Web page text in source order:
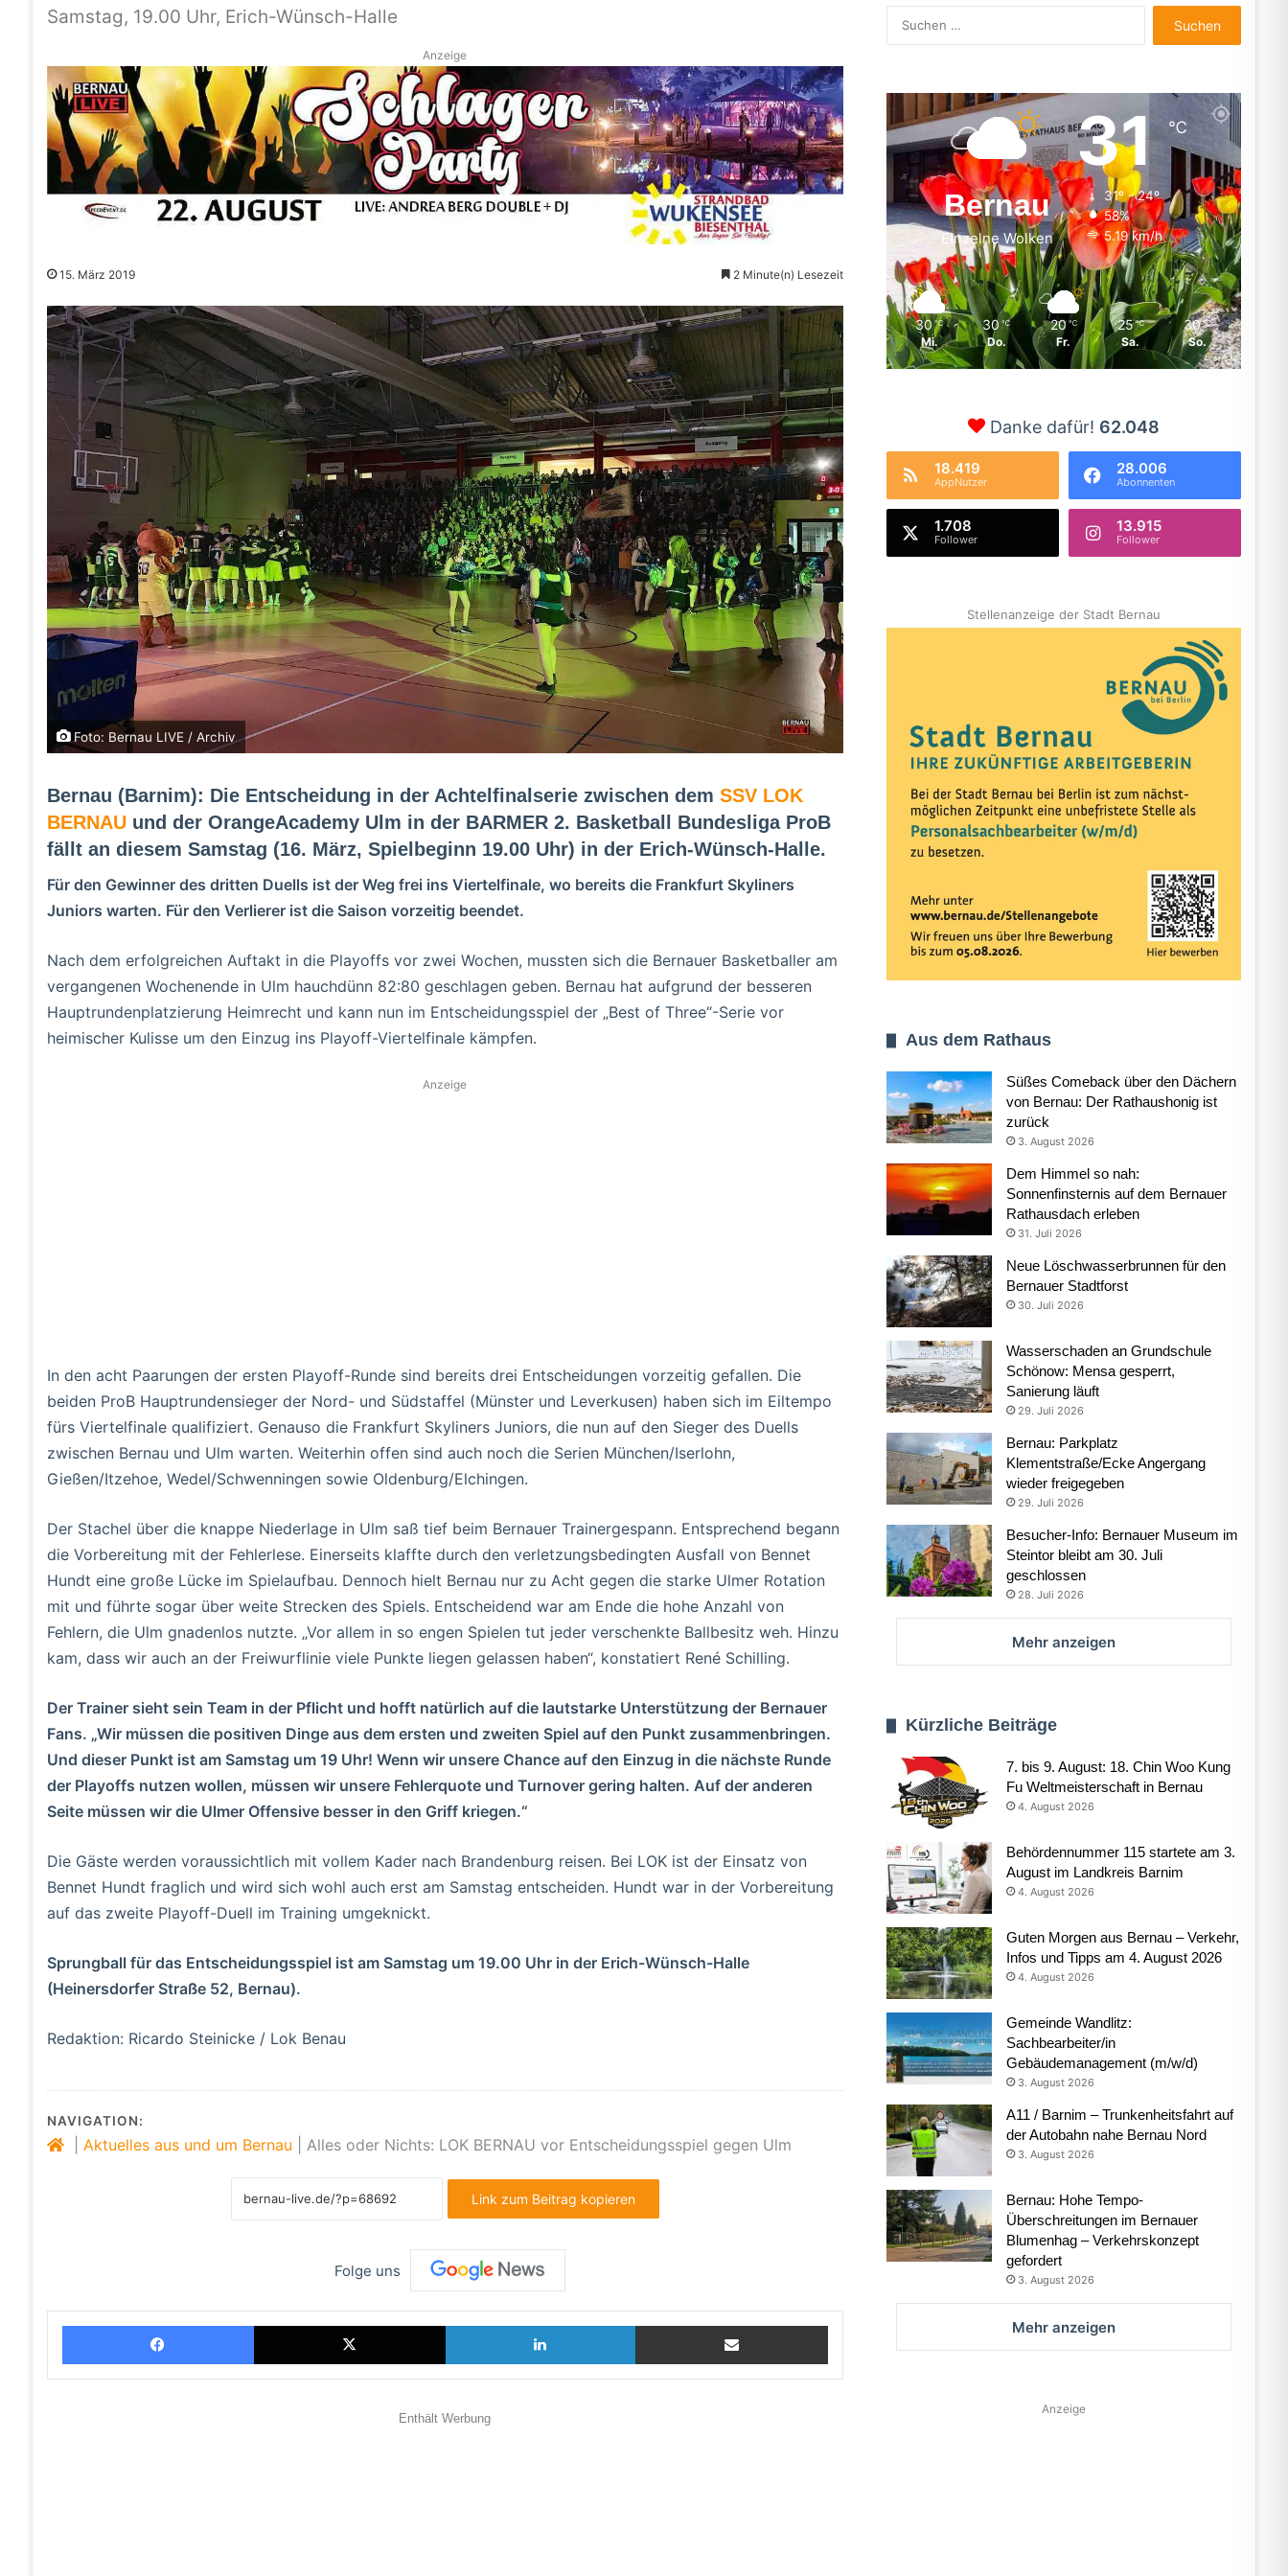
Samstag, 19.00 Uhr, Erich-Wünsch-Halle
Anzeige
15. März 2019 2 Minute(n) Lesezeit
Foto: Bernau LIVE / Archiv
Bernau (Barnim): Die Entscheidung in der Achtelfinalserie zwischen dem SSV LOK
BERNAUund der OrangeAcademy Ulm in der BARMER 2. Basketball Bundesliga ProB
fällt an diesem Samstag (16. März, Spielbeginn 19.00 Uhr) in der Erich-Wünsch-Halle.
Für den Gewinner des dritten Duells ist der Weg frei ins Viertelfinale, wo bereits die Frankfurt Skyliners
Juniors warten. Für den Verlierer ist die Saison vorzeitig beendet.
Nach dem erfolgreichen Auftakt in die Playoffs vor zwei Wochen, mussten sich die Bernauer Basketballer am
vergangenen Wochenende in Ulm hauchdünn 82:80 geschlagen geben. Bernau hat aufgrund der besseren
Hauptrundenplatzierung Heimrecht und kann nun im Entscheidungsspiel der „Best of Three“-Serie vor
heimischer Kulisse um den Einzug ins Playoff-Viertelfinale kämpfen.
Anzeige
In den acht Paarungen der ersten Playoff-Runde sind bereits drei Entscheidungen vorzeitig gefallen. Die
beiden ProB Hauptrundensieger der Nord- und Südstaffel (Münster und Leverkusen) haben sich im Eiltempo
fürs Viertelfinale qualifiziert. Genauso die Frankfurt Skyliners Juniors, die nun auf den Sieger des Duells
zwischen Bernau und Ulm warten. Weiterhin offen sind auch noch die Serien München/Iserlohn,
Gießen/Itzehoe, Wedel/Schwenningen sowie Oldenburg/Elchingen.
Der Stachel über die knappe Niederlage in Ulm saß tief beim Bernauer Trainergespann. Entsprechend begann
die Vorbereitung mit der Fehlerlese. Einerseits klaffte durch den verletzungsbedingten Ausfall von Bennet
Hundt eine große Lücke im Spielaufbau. Dennoch hielt Bernau nur zu Acht gegen die starke Ulmer Rotation
mit und führte sogar über weite Strecken des Spiels. Entscheidend war am Ende die hohe Anzahl von
Fehlern, die Ulm gnadenlos nutzte. „Vor allem in so engen Spielen tut jeder verschenkte Ballbesitz weh. Hinzu
kam, dass wir auch an der Freiwurflinie viele Punkte liegen gelassen haben“, konstatiert René Schilling.
Der Trainer sieht sein Team in der Pflicht und hofft natürlich auf die lautstarke Unterstützung der Bernauer
Fans. „Wir müssen die positiven Dinge aus dem ersten und zweiten Spiel auf den Punkt zusammenbringen.
Und dieser Punkt ist am Samstag um 19 Uhr! Wenn wir unsere Chance auf den Einzug in die nächste Runde
der Playoffs nutzen wollen, müssen wir unsere Fehlerquote und Turnover gering halten. Auf der anderen
Seite müssen wir die Ulmer Offensive besser in den Griff kriegen.“
Die Gäste werden voraussichtlich mit vollem Kader nach Brandenburg reisen. Bei LOK ist der Einsatz von
Bennet Hundt fraglich und wird sich wohl auch erst am Samstag entscheiden. Hundt war in der Vorbereitung
auf das zweite Playoff-Duell im Training umgeknickt.
Sprungball für das Entscheidungsspiel ist am Samstag um 19.00 Uhr in der Erich-Wünsch-Halle
(Heinersdorfer Straße 52, Bernau).
Redaktion: Ricardo Steinicke / Lok Benau
NAVIGATION:
Aktuelles aus und um Bernau Alles oder Nichts: LOK BERNAU vor Entscheidungsspiel gegen Ulm
Link zum Beitrag kopieren
Folge uns
Facebook X LinkedIn Teilen via E-Mail
Enthält Werbung
nach:
Bernau
Einzelne Wolken
31℃
31º - 24º
58%
5.19 km/h
30 ℃
Mi.
30 ℃
Do.
20 ℃
Fr.
25 ℃
Sa.
30 ℃
So.
Danke dafür! 62.048
18.419
AppNutzer
28.006
Abonnenten
1.708
Follower
13.915
Follower
Stellenanzeige der Stadt Bernau
Aus dem Rathaus
Süßes Comeback über den Dächern
von Bernau: Der Rathaushonig ist
zurück
3. August 2026
Dem Himmel so nah:
Sonnenfinsternis auf dem Bernauer
Rathausdach erleben
31. Juli 2026
Neue Löschwasserbrunnen für den
Bernauer Stadtforst
30. Juli 2026
Wasserschaden an Grundschule
Schönow: Mensa gesperrt,
Sanierung läuft
29. Juli 2026
Bernau: Parkplatz
Klementstraße/Ecke Angergang
wieder freigegeben
29. Juli 2026
Besucher-Info: Bernauer Museum im
Steintor bleibt am 30. Juli
geschlossen
28. Juli 2026
Mehr anzeigen
Kürzliche Beiträge
7. bis 9. August: 18. Chin Woo Kung
Fu Weltmeisterschaft in Bernau
4. August 2026
Behördennummer 115 startete am 3.
August im Landkreis Barnim
4. August 2026
Guten Morgen aus Bernau – Verkehr,
Infos und Tipps am 4. August 2026
4. August 2026
Gemeinde Wandlitz:
Sachbearbeiter/in
Gebäudemanagement (m/w/d)
3. August 2026
A11 / Barnim – Trunkenheitsfahrt auf
der Autobahn nahe Bernau Nord
3. August 2026
Bernau: Hohe Tempo-
Überschreitungen im Bernauer
Blumenhag – Verkehrskonzept
gefordert
3. August 2026
Mehr anzeigen
Anzeige